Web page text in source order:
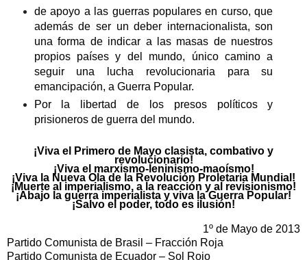
de apoyo a las guerras populares en curso, que
además de ser un deber internacionalista, son
una forma de indicar a las masas de nuestros
propios países y del mundo, único camino a
seguir una lucha revolucionaria para su
emancipación, a Guerra Popular.
Por la libertad de los presos políticos y
prisioneros de guerra del mundo.
¡Viva el Primero de Mayo clasista, combativo y
revolucionario!
¡Viva el marxismo-leninismo-maoísmo!
¡Viva la Nueva Ola de la Revolución Proletaria Mundial!
¡Muerte al imperialismo, a la reacción y al revisionismo!
¡Abajo la guerra imperialista y viva la Guerra Popular!
¡Salvo el poder, todo es ilusión!
1º de Mayo de 2013
Partido Comunista de Brasil – Fracción Roja
Partido Comunista de Ecuador – Sol Rojo